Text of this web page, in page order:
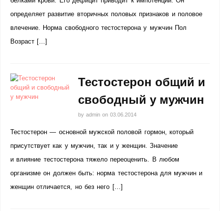
определяет развитие вторичных половых признаков и половое
влечение. Норма свободного тестостерона у мужчин Пол
Возраст […]
Тестостерон общий и
свободный у мужчин
by admin on 03.06.2014
Тестостерон — основной мужской половой гормон, который
присутствует как у мужчин, так и у женщин. Значение
и влияние тестостерона тяжело переоценить. В любом
организме он должен быть: норма тестостерона для мужчин и
женщин отличается, но без него […]